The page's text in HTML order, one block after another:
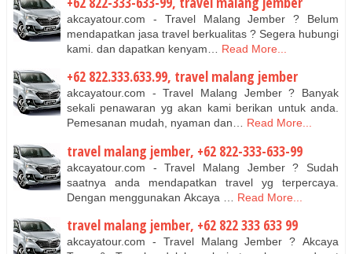
akcayatour.com - Travel Malang Jember ? Belum
mendapatkan jasa travel berkualitas ? Segera hubungi
kami. dan dapatkan kenyam…
Read More...
+62 822.333.633.99, travel malang jember
akcayatour.com - Travel Malang Jember ? Banyak
sekali penawaran yg akan kami berikan untuk anda.
Pemesanan mudah, nyaman dan…
Read More...
travel malang jember, +62 822-333-633-99
akcayatour.com - Travel Malang Jember ? Sudah
saatnya anda mendapatkan travel yg terpercaya.
Dengan menggunakan Akcaya …
Read More...
travel malang jember, +62 822 333 633 99
akcayatour.com - Travel Malang Jember ? Akcaya